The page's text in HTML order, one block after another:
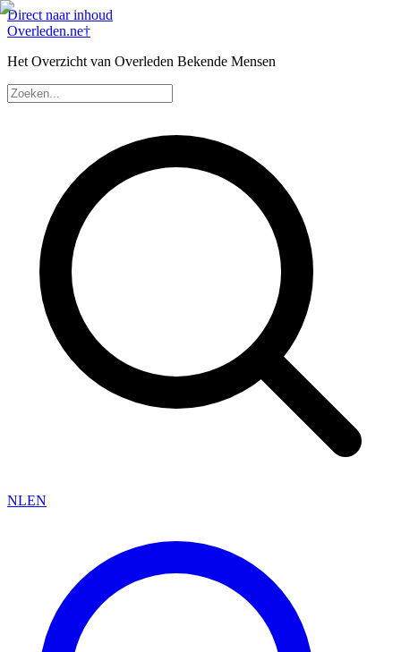
Direct naar inhoud
Overleden.ne†
Het Overzicht van Overleden Bekende Mensen
NLEN